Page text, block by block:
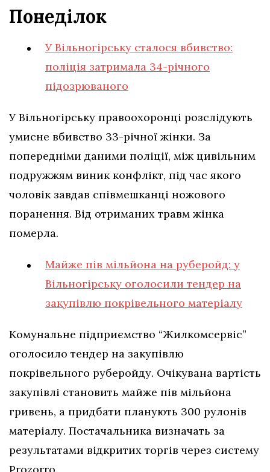
Понеділок
У Вільногірську сталося вбивство:
поліція затримала 34-річного
підозрюваного
У Вільногірську правоохоронці розслідують
умисне вбивство 33-річної жінки. За
попередніми даними поліції, між цивільним
подружжям виник конфлікт, під час якого
чоловік завдав співмешканці ножового
поранення. Від отриманих травм жінка
померла.
Майже пів мільйона на руберойд: у
Вільногірську оголосили тендер на
закупівлю покрівельного матеріалу
Комунальне підприємство “Жилкомсервіс”
оголосило тендер на закупівлю
покрівельного руберойду. Очікувана вартість
закупівлі становить майже пів мільйона
гривень, а придбати планують 300 рулонів
матеріалу. Постачальника визначать за
результатами відкритих торгів через систему